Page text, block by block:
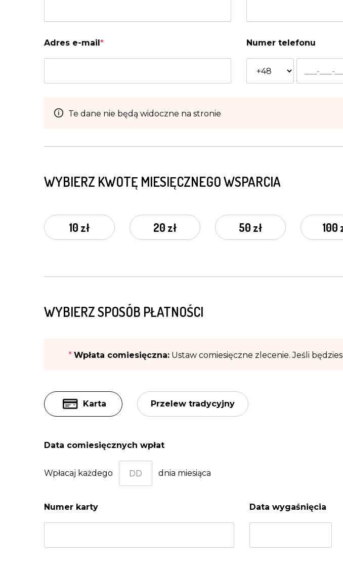
Adres e-mail* Numer telefonu
Te dane nie będą widoczne na stronie
WYBIERZ KWOTĘ MIESIĘCZNEGO WSPARCIA
10 zł 20 zł 50 zł 100
WYBIERZ SPOSÓB PŁATNOŚCI
* Wpłata comiesięczna: Ustaw comiesięczne zlecenie. Jeśli
Karta Przelew tradycyjny
Data comiesięcznych wpłat
Wpłacaj każdego dnia miesiąca
Numer karty Data wygaśnięcia